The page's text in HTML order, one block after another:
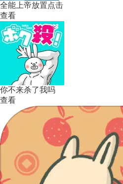
全能上帝放置点击
查看
你不来杀了我吗
查看